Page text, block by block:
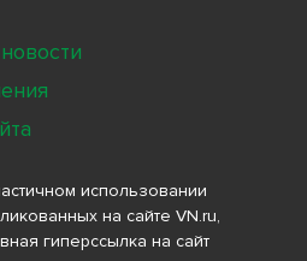
использовании
на сайте VN.ru,
гиперссылка на сайт